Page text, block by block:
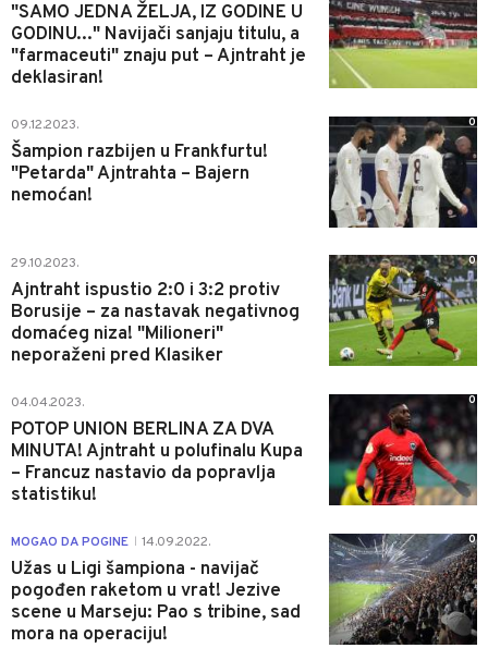
"SAMO JEDNA ŽELJA, IZ GODINE U
GODINU..." Navijači sanjaju titulu, a
"farmaceuti" znaju put – Ajntraht je
deklasiran!
09.12.2023.
Šampion razbijen u Frankfurtu!
"Petarda" Ajntrahta – Bajern
nemoćan!
0
29.10.2023.
Ajntraht ispustio 2:0 i 3:2 protiv
Borusije – za nastavak negativnog
domaćeg niza! "Milioneri"
neporaženi pred Klasiker
0
04.04.2023.
POTOP UNION BERLINA ZA DVA
MINUTA! Ajntraht u polufinalu Kupa
– Francuz nastavio da popravlja
statistiku!
0
MOGAO DA POGINE 14.09.2022.
Užas u Ligi šampiona - navijač
pogođen raketom u vrat! Jezive
scene u Marseju: Pao s tribine, sad
mora na operaciju!
0